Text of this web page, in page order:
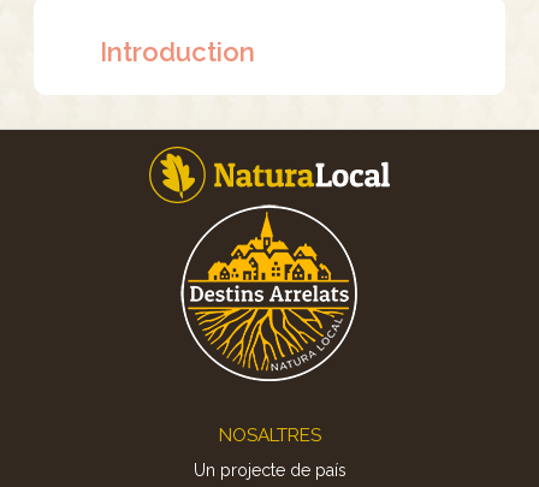
Introduction
NOSALTRES
Un projecte de país